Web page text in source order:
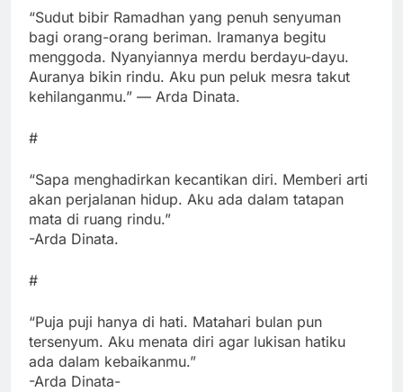
“Sudut bibir Ramadhan yang penuh senyuman
bagi orang-orang beriman. Iramanya begitu
menggoda. Nyanyiannya merdu berdayu-dayu.
Auranya bikin rindu. Aku pun peluk mesra takut
kehilanganmu.” — Arda Dinata.
#
“Sapa menghadirkan kecantikan diri. Memberi arti
akan perjalanan hidup. Aku ada dalam tatapan
mata di ruang rindu.”
-Arda Dinata.
#
“Puja puji hanya di hati. Matahari bulan pun
tersenyum. Aku menata diri agar lukisan hatiku
ada dalam kebaikanmu.”
-Arda Dinata-